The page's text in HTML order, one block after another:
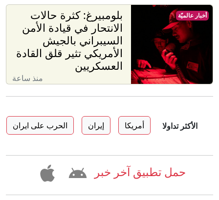
بلومبيرغ: كثرة حالات
الانتحار في قيادة الأمن
السيبراني بالجيش
الأمريكي تثير قلق القادة
العسكريين
منذ ساعة
أخبار عالميّة
الأكثر تداولا أمريكا إيران الحرب على ايران
حمل تطبيق آخر خبر